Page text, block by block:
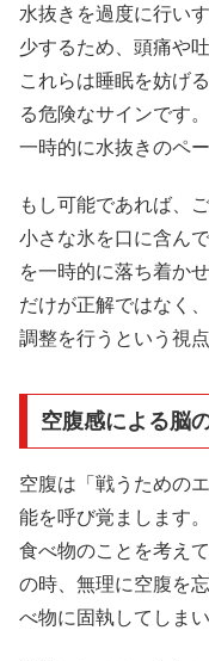
水抜きを過度に行い
少するため、頭痛や
これらは睡眠を妨げ
る危険なサインです
一時的に水抜きのペ
もし可能であれば、
小さな氷を口に含ん
を一時的に落ち着か
だけが正解ではなく
調整を行うという視
空腹感による脳
空腹は「戦うための
能を呼び覚まします
食べ物のことを考え
の時、無理に空腹を
べ物に固執してしまい